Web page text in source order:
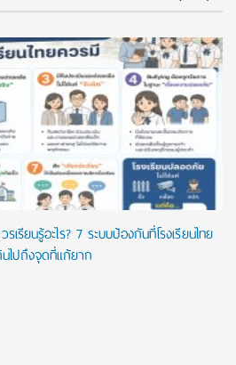
รเรียนรู้อะไร? 7 ระบบป้องกันที่โรงเรียนไทย
ไปถึงจุดที่แก้ยาก